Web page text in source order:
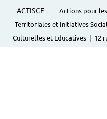
ACTISCE
Actions pour
Territoriales et Initiatives
Culturelles et Educatives | 12